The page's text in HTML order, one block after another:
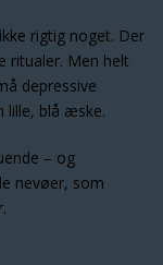
rigtig noget. Der
ritualer. Men helt
depressive
lille, blå æske.
– og
nevøer, som